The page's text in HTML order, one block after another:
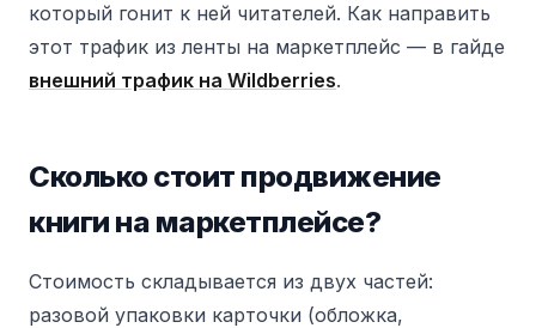
который гонит к ней читателей. Как направить
этот трафик из ленты на маркетплейс — в гайде
внешний трафик на Wildberries.
Сколько стоит продвижение
книги на маркетплейсе?
Стоимость складывается из двух частей:
разовой упаковки карточки (обложка,